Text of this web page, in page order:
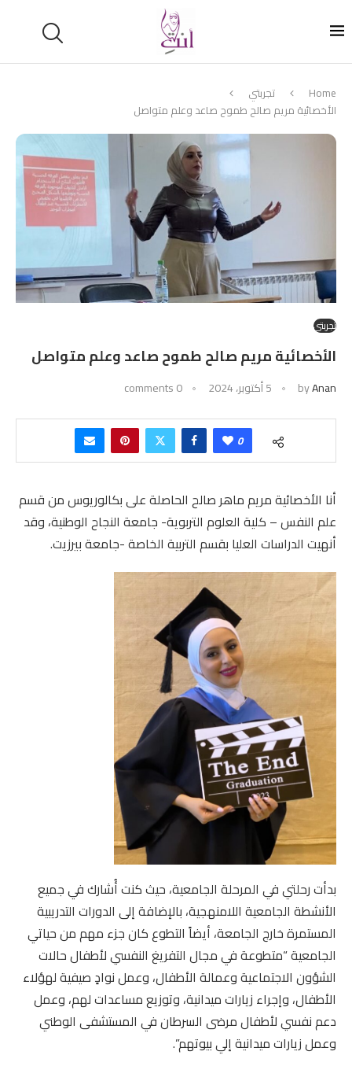
Home
تجربتي
الأخصائية مريم صالح طموح صاعد وعلم متواصل
تجربتي
الأخصائية مريم صالح طموح صاعد وعلم متواصل
byAnan 5 أكتوبر، 2024 0 comments
0
أنا الأخصائية مريم ماهر صالح الحاصلة على بكالوريوس من قسم
علم النفس – كلية العلوم التربوية- جامعة النجاح الوطنية، وقد
أنهيت الدراسات العليا بقسم التربية الخاصة -جامعة بيرزيت.
بدأت رحلتي في المرحلة الجامعية، حيث كنت أُشارك في جميع
الأنشطة الجامعية اللامنهجية، بالإضافة إلى الدورات التدريبية
المستمرة خارج الجامعة، أيضاً التطوع كان جزء مهم من حياتي
الجامعية “متطوعة في مجال التفريغ النفسي لأطفال حالات
الشؤون الاجتماعية وعمالة الأطفال، وعمل نوادٍ صيفية لهؤلاء
الأطفال، وإجراء زيارات ميدانية، وتوزيع مساعدات لهم، وعمل
دعم نفسي لأطفال مرضى السرطان في المستشفى الوطني
وعمل زيارات ميدانية إلي بيوتهم”.